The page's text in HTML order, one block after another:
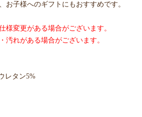
お子様へのギフトにもおすすめです。
様変更がある場合がございます。
汚れがある場合がございます。
レタン5%